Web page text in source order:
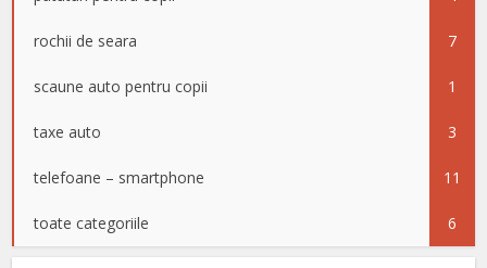
rochii de seara 7
scaune auto pentru copii 1
taxe auto 3
telefoane – smartphone 11
toate categoriile 6